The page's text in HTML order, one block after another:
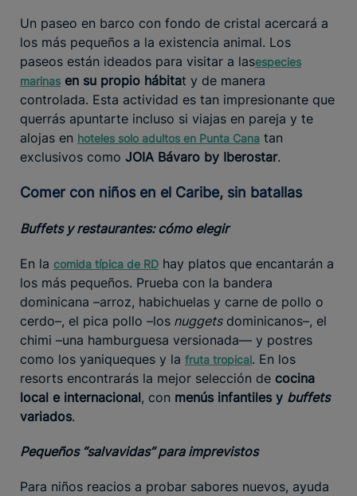
Un paseo en barco con fondo de cristal acercará a
los más pequeños a la existencia animal. Los
paseos están ideados para visitar a lasespecies
marinas en su propio hábitat y de manera
controlada. Esta actividad es tan impresionante que
querrás apuntarte incluso si viajas en pareja y te
alojas en hoteles solo adultos en Punta Cana tan
exclusivos como JOIA Bávaro by Iberostar.
Comer con niños en el Caribe, sin batallas
Buffets y restaurantes: cómo elegir
En la comida típica de RD hay platos que encantarán a
los más pequeños. Prueba con la bandera
dominicana –arroz, habichuelas y carne de pollo o
cerdo–, el pica pollo –los nuggetsdominicanos–, el
chimi –una hamburguesa versionada— y postres
como los yaniqueques y la fruta tropical. En los
resorts encontrarás la mejor selección de cocina
local e internacional, con menús infantiles y buffets
variados.
Pequeños “salvavidas” para imprevistos
Para niños reacios a probar sabores nuevos, ayuda